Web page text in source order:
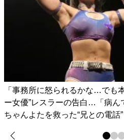
「事務所に怒られるかな…でも
ー女優”レスラーの告白…「病ん
ちゃんよたを救った“兄との電話”